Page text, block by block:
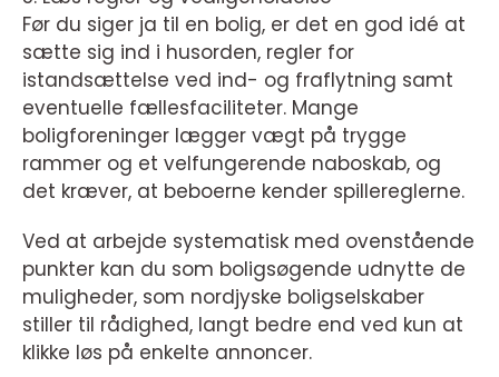
Før du siger ja til en bolig, er det en god idé at
sætte sig ind i husorden, regler for
istandsættelse ved ind- og fraflytning samt
eventuelle fællesfaciliteter. Mange
boligforeninger lægger vægt på trygge
rammer og et velfungerende naboskab, og
det kræver, at beboerne kender spillereglerne.
Ved at arbejde systematisk med ovenstående
punkter kan du som boligsøgende udnytte de
muligheder, som nordjyske boligselskaber
stiller til rådighed, langt bedre end ved kun at
klikke løs på enkelte annoncer.